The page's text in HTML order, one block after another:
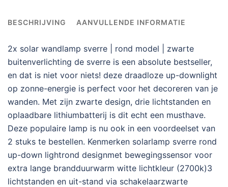
BESCHRIJVING AANVULLENDE INFORMATIE
2x solar wandlamp sverre | rond model | zwarte
buitenverlichting de sverre is een absolute bestseller,
en dat is niet voor niets! deze draadloze up-downlight
op zonne-energie is perfect voor het decoreren van je
wanden. Met zijn zwarte design, drie lichtstanden en
oplaadbare lithiumbatterij is dit echt een musthave.
Deze populaire lamp is nu ook in een voordeelset van
2 stuks te bestellen. Kenmerken solarlamp sverre rond
up-down lightrond designmet bewegingssensor voor
extra lange brandduurwarm witte lichtkleur (2700k)3
lichtstanden en uit-stand via schakelaarzwarte